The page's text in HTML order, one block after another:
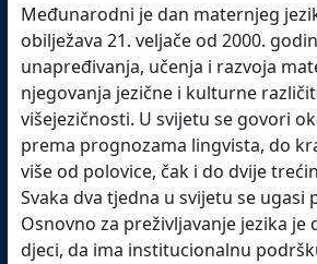
Međunarodni je dan maternjeg
obilježava 21. veljače od 2000.
unapređivanja, učenja i razvoja
njegovanja jezične i kulturne
višejezičnosti. U svijetu se govori
prema prognozama lingvista, do
više od polovice, čak i do dvije
Svaka dva tjedna u svijetu se ugasi
Osnovno za preživljavanje jezika je
djeci, da ima institucionalnu